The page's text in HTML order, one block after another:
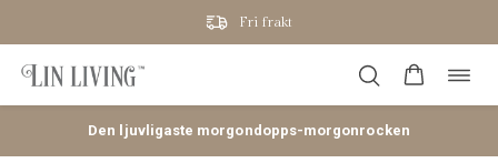
Fri frakt
Hoppa
till
Den ljuvligaste morgondopps-morgonrocken